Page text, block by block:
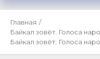
Главная
Байкал зовёт. Голоса
Байкал зовёт. Голоса